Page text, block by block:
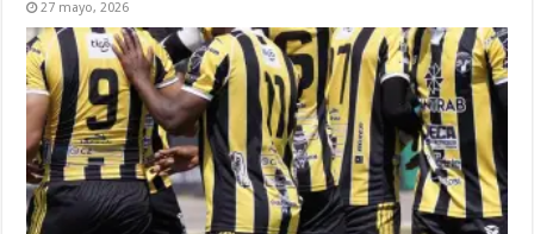
27 mayo, 2026